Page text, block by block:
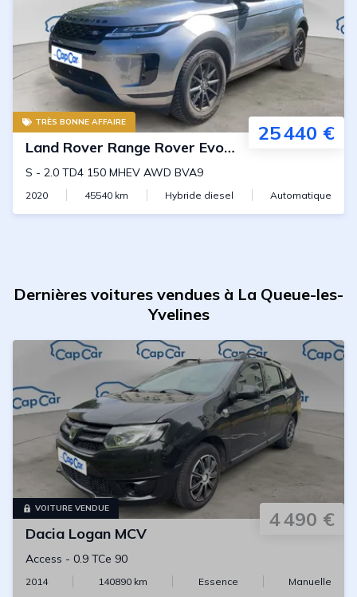
TRÈS BONNE AFFAIRE 25 440 €
Land Rover Range Rover Evoque
S - 2.0 TD4 150 MHEV AWD BVA9
2020 45540 km Hybride diesel Automatique
Dernières voitures vendues à La Queue-les-
Yvelines
VOITURE VENDUE 4 490 €
Dacia Logan MCV
Access - 0.9 TCe 90
2014 140890 km Essence Manuelle